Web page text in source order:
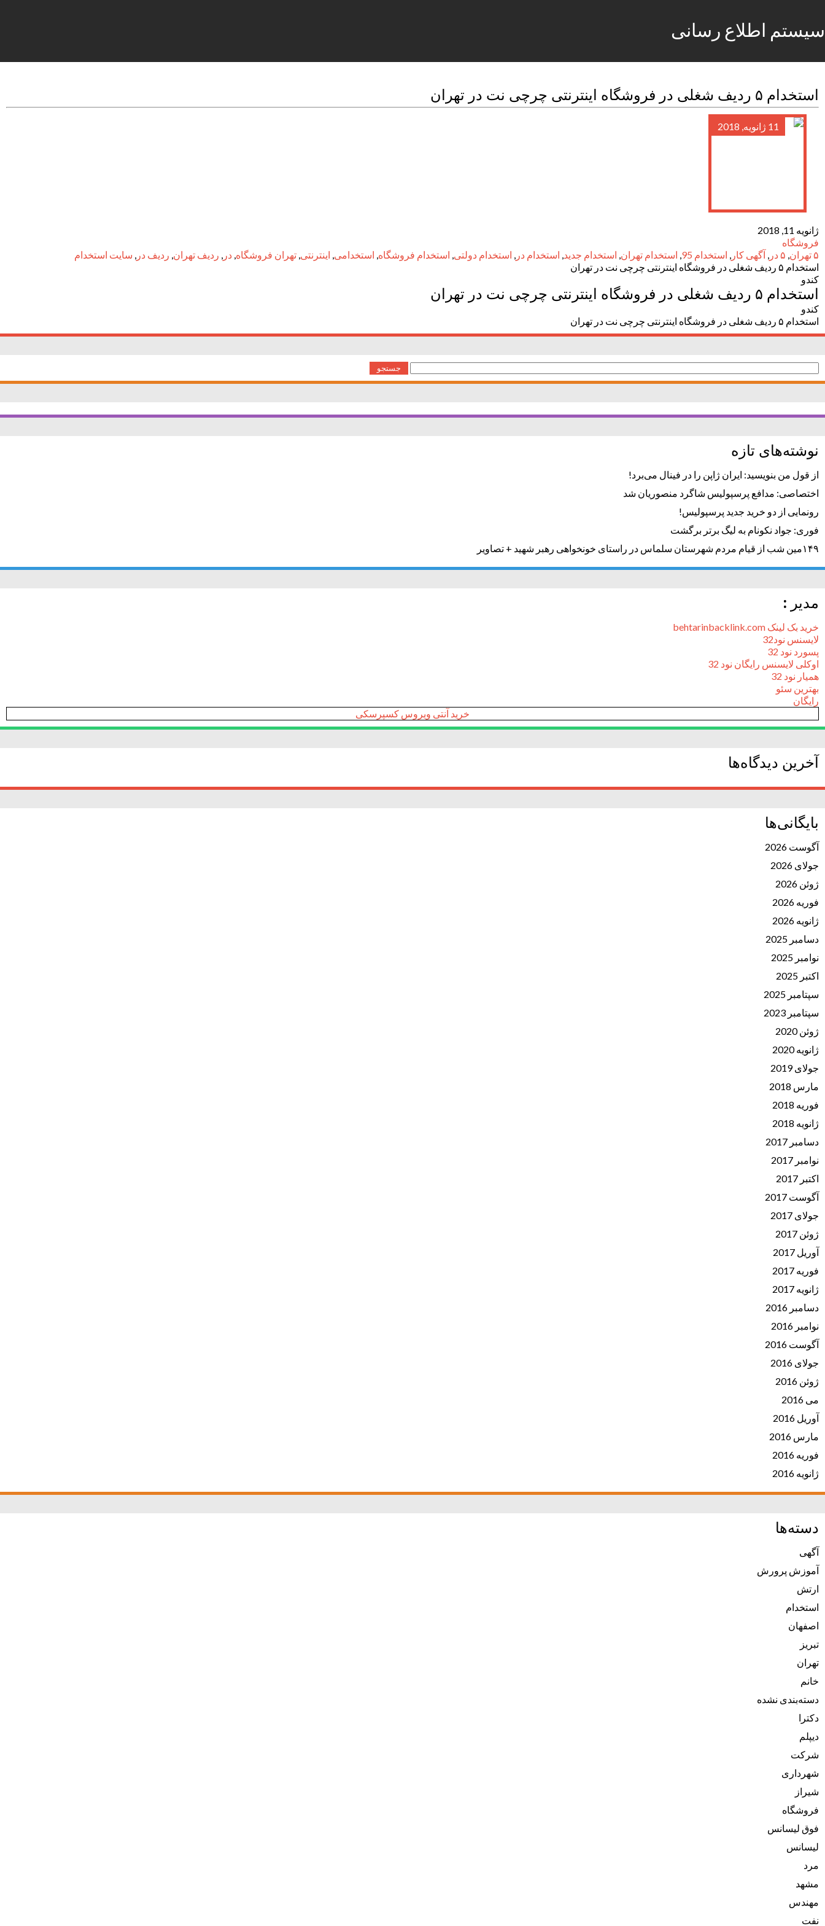
سیستم اطلاع رسانی
استخدام ۵ ردیف شغلی در فروشگاه اینترنتی چرچی نت در تهران
11 ژانویه, 2018
ژانویه 11, 2018
فروشگاه
۵ تهران
, ۵ در , آگهی کار , استخدام 95 , استخدام تهران, استخدام جدید, استخدام در , استخدام دولتی, استخدام فروشگاه, استخدامی, اینترنتی, تهران فروشگاه, در , ردیف تهران, ردیف در , سایت استخدام
استخدام ۵ ردیف شغلی در فروشگاه اینترنتی چرچی نت در تهران
کندو
استخدام ۵ ردیف شغلی در فروشگاه اینترنتی چرچی نت در تهران
کندو
استخدام ۵ ردیف شغلی در فروشگاه اینترنتی چرچی نت در تهران
جستجو
برای:
نوشته‌های تازه
از قول من بنویسید: ایران ژاپن را در فینال می‌برد!
اختصاصی: مدافع پرسپولیس شاگرد منصوریان شد
رونمایی از دو خرید جدید پرسپولیس!
فوری: جواد نکونام به لیگ برتر برگشت
۱۴۹مین شب از قیام مردم شهرستان سلماس در راستای خونخواهی رهبر شهید + تصاویر
مدیر :
خرید بک لینک behtarinbacklink.com
لایسنس نود32
پسورد نود 32
اوکلی لایسنس رایگان نود 32
همیار نود 32
بهترین سئو
رایگان
خرید آنتی ویروس کسپرسکی
آخرین دیدگاه‌ها
بایگانی‌ها
آگوست 2026
جولای 2026
ژوئن 2026
فوریه 2026
ژانویه 2026
دسامبر 2025
نوامبر 2025
اکتبر 2025
سپتامبر 2025
سپتامبر 2023
ژوئن 2020
ژانویه 2020
جولای 2019
مارس 2018
فوریه 2018
ژانویه 2018
دسامبر 2017
نوامبر 2017
اکتبر 2017
آگوست 2017
جولای 2017
ژوئن 2017
آوریل 2017
فوریه 2017
ژانویه 2017
دسامبر 2016
نوامبر 2016
آگوست 2016
جولای 2016
ژوئن 2016
می 2016
آوریل 2016
مارس 2016
فوریه 2016
ژانویه 2016
دسته‌ها
آگهی
آموزش پرورش
ارتش
استخدام
اصفهان
تبریز
تهران
خانم
دسته‌بندی نشده
دکترا
دیپلم
شرکت
شهرداری
شیراز
فروشگاه
فوق لیسانس
لیسانس
مرد
مشهد
مهندس
نفت